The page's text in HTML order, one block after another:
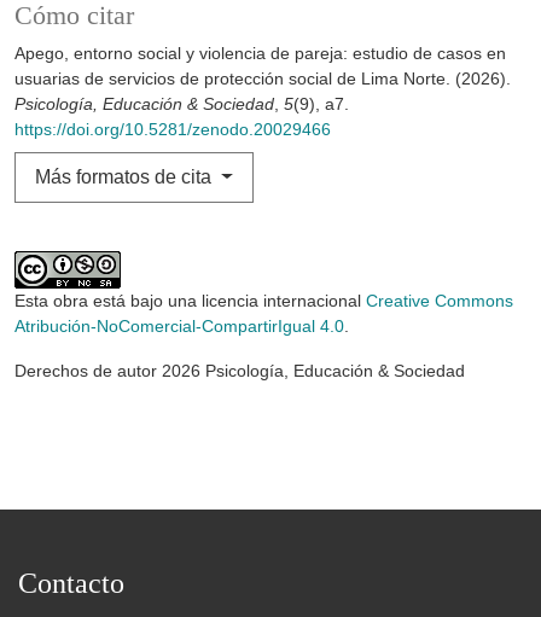
Cómo citar
Apego, entorno social y violencia de pareja: estudio de casos en
usuarias de servicios de protección social de Lima Norte. (2026).
Psicología, Educación & Sociedad, 5(9), a7.
https://doi.org/10.5281/zenodo.20029466
Más formatos de cita
Esta obra está bajo una licencia internacional Creative Commons
Atribución-NoComercial-CompartirIgual 4.0.
Derechos de autor 2026 Psicología, Educación & Sociedad
Contacto